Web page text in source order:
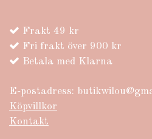
Frakt 49 kr
Fri frakt över 900 kr
Betala med Klarna
E-postadress:
Köpvillkor
Kontakt